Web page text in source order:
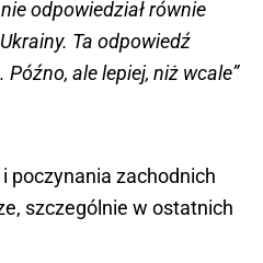
odpowiedział równie
Ta odpowiedź
ale lepiej, niż wcale”
poczynania zachodnich
szczególnie w ostatnich